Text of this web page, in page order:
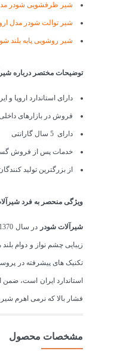
شیر ظرفشویی شودر
شیر توالت شودر مدل
شیر روشویی پایه بلند
توضیحات مختصر درباره
دارای استاندارد اروپا و
فروش در بازارهای
دارای 5 سال گارانتی
خدمات پس از فروش
از بزرگترین تولید
ویژگی منحصر به فرد
شیرآلات شودر
زیبایی چشم نواز و دوام
تکنیک های پیشرفته در
استاندارد ایران است،
فشار بالا که نرمی اهرم
مشخصات محصول